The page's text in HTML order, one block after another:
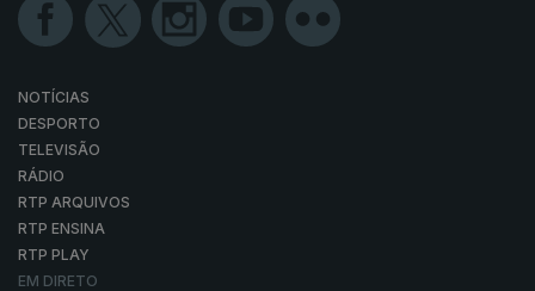
NOTÍCIAS
DESPORTO
TELEVISÃO
RÁDIO
RTP ARQUIVOS
RTP ENSINA
RTP PLAY
EM DIRETO